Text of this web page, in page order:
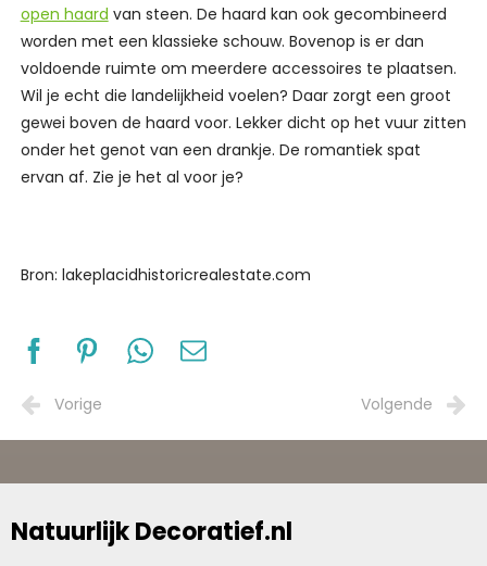
open haard van steen. De haard kan ook gecombineerd
worden met een klassieke schouw. Bovenop is er dan
voldoende ruimte om meerdere accessoires te plaatsen.
Wil je echt die landelijkheid voelen? Daar zorgt een groot
gewei boven de haard voor. Lekker dicht op het vuur zitten
onder het genot van een drankje. De romantiek spat
ervan af. Zie je het al voor je?
Bron: lakeplacidhistoricrealestate.com
Vorige Volgende
Natuurlijk Decoratief.nl